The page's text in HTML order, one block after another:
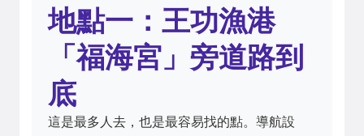
地點一：王功漁港
「福海宮」旁道路到
底
這是最多人去，也是最容易找的點。導航設